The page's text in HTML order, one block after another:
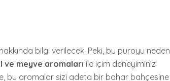
bilgi verilecek. Peki, bu puroyu neden
ve meyve aromaları ile içim deneyiminiz
bu aromalar sizi adeta bir bahar bahçesine